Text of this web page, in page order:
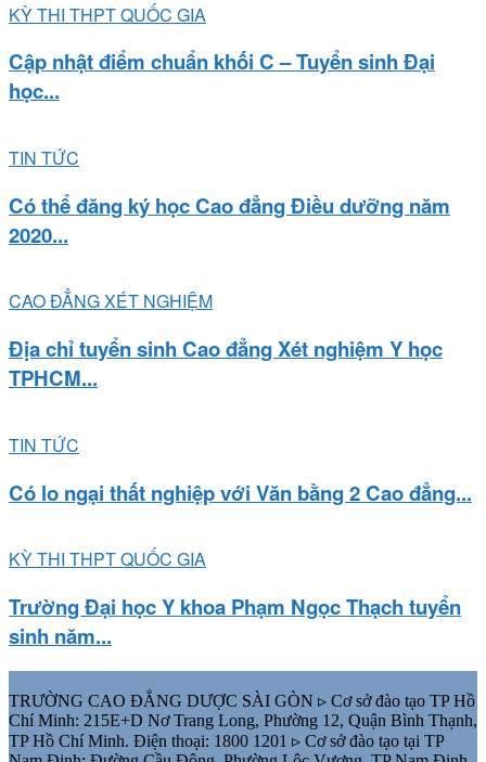
KỲ THI THPT QUỐC GIA
Cập nhật điểm chuẩn khối C – Tuyển sinh Đại
học...
TIN TỨC
Có thể đăng ký học Cao đẳng Điều dưỡng năm
2020...
CAO ĐẲNG XÉT NGHIỆM
Địa chỉ tuyển sinh Cao đẳng Xét nghiệm Y học
TPHCM...
TIN TỨC
Có lo ngại thất nghiệp với Văn bằng 2 Cao đẳng...
KỲ THI THPT QUỐC GIA
Trường Đại học Y khoa Phạm Ngọc Thạch tuyển
sinh năm...
TRƯỜNG CAO ĐẲNG DƯỢC SÀI GÒN ▹ Cơ sở đào tạo TP Hồ
Chí Minh: 215E+D Nơ Trang Long, Phường 12, Quận Bình Thạnh,
TP Hồ Chí Minh. Điện thoại: 1800 1201 ▹ Cơ sở đào tạo tại TP